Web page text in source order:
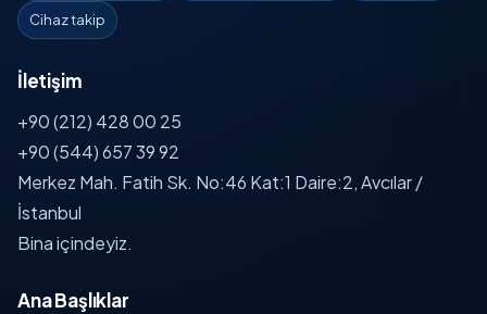
Cihaz takip
İletişim
+90 (212) 428 00 25
+90 (544) 657 39 92
Merkez Mah. Fatih Sk. No:46 Kat:1 Daire:2, Avcılar /
İstanbul
Bina içindeyiz.
Ana Başlıklar